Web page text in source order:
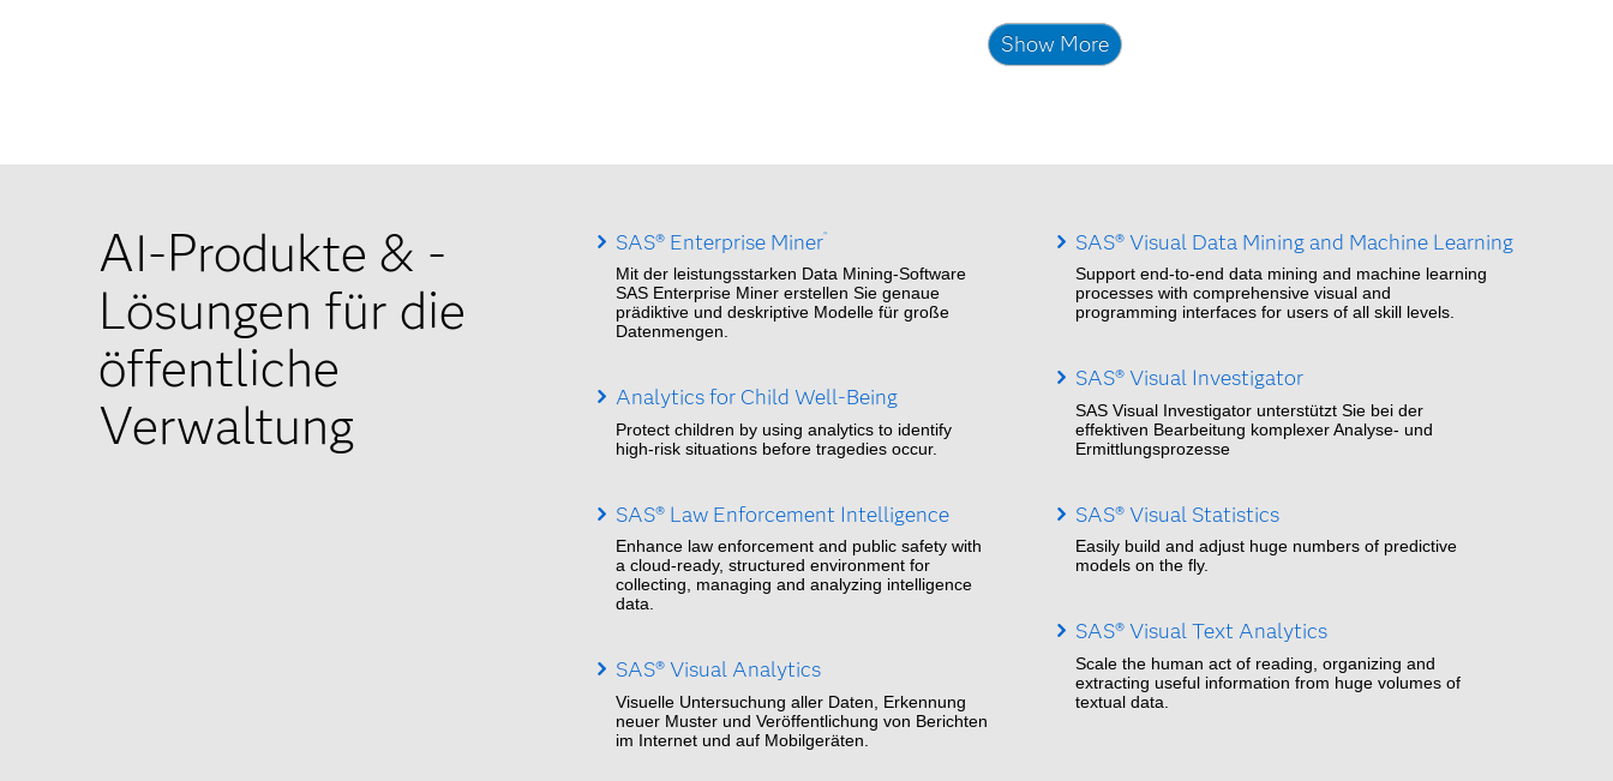
Show More
AI-Produkte & -
Lösungen für die
öffentliche
Verwaltung
SAS® Enterprise Miner™
Mit der leistungsstarken Data Mining-Software
SAS Enterprise Miner erstellen Sie genaue
prädiktive und deskriptive Modelle für große
Datenmengen.
Analytics for Child Well-Being
Protect children by using analytics to identify
high-risk situations before tragedies occur.
SAS® Law Enforcement Intelligence
Enhance law enforcement and public safety with
a cloud-ready, structured environment for
collecting, managing and analyzing intelligence
data.
SAS® Visual Analytics
Visuelle Untersuchung aller Daten, Erkennung
neuer Muster und Veröffentlichung von Berichten
im Internet und auf Mobilgeräten.
SAS® Visual Data Mining and Machine Learning
Support end-to-end data mining and machine learning
processes with comprehensive visual and
programming interfaces for users of all skill levels.
SAS® Visual Investigator
SAS Visual Investigator unterstützt Sie bei der
effektiven Bearbeitung komplexer Analyse- und
Ermittlungsprozesse
SAS® Visual Statistics
Easily build and adjust huge numbers of predictive
models on the fly.
SAS® Visual Text Analytics
Scale the human act of reading, organizing and
extracting useful information from huge volumes of
textual data.